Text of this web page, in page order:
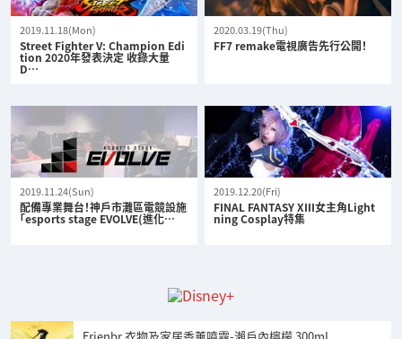
2019.11.18(Mon)
Street Fighter V: Champion Edi
tion 2020年發表決定 收錄大量
D…
2020.03.19(Thu)
FF7 remake電視廣告先行公開！
2019.11.24(Sun)
配備專業舞台！神戶市灘區電競設施
「esports stage EVOLVE(進化…
2019.12.20(Fri)
FINAL FANTASY XIII女主角Light
ning Cosplay特集